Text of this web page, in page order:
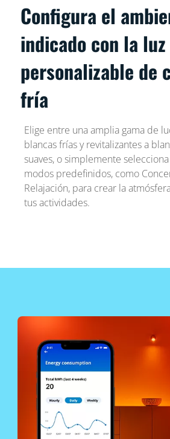
Configura el
indicado con la
personalizable de
fría
Elige entre una amplia gama de
blancas frías y revitalizantes a
suaves, o simplemente
modos predefinidos, como
Relajación, para crear la
tus actividades.